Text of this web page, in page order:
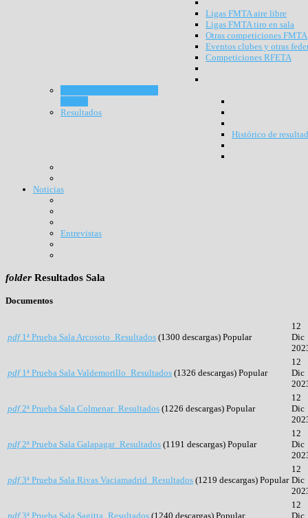
Ligas FMTA aire libre
Ligas FMTA tiro en sala
Otras competiciones FMTA
Eventos clubes y otras
Competiciones RFETA
Resultados
Histórico de
Noticias
Entrevistas
folder Resultados Sala
Documentos
pdf 1ª Prueba Sala Arcosoto_Resultados (1300 descargas) Popular
12
Dic
pdf 1ª Prueba Sala Valdemorillo_Resultados (1326 descargas) Popular
12
Dic
pdf 2ª Prueba Sala Colmenar_Resultados (1226 descargas) Popular
12
Dic
pdf 2ª Prueba Sala Galapagar_Resultados (1191 descargas) Popular
12
Dic
pdf 3ª Prueba Sala Rivas Vaciamadrid_Resultados (1219 descargas) Popular
12
Dic
pdf 3ª Prueba Sala Sagitta_Resultados (1240 descargas) Popular
12
Dic